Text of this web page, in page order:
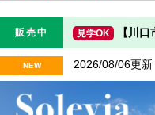
販売中 見学OK 【川口
NEW 2026/08/06更新